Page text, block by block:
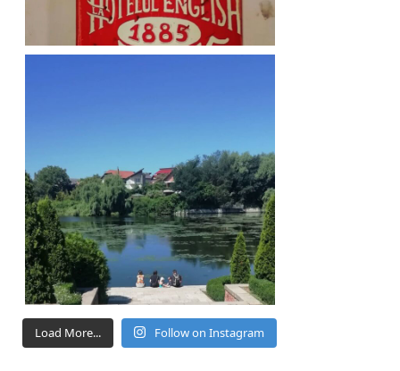
Load More... Follow on Instagram